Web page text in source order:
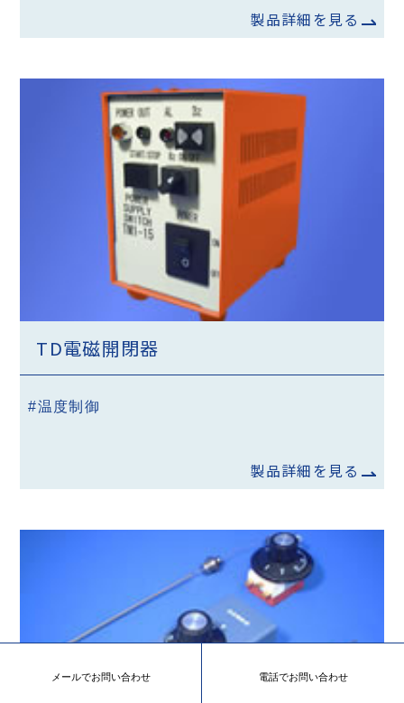
製品詳細を見る
TD電磁開閉器
#温度制御
製品詳細を見る
メールでお問い合わせ 電話でお問い合わせ